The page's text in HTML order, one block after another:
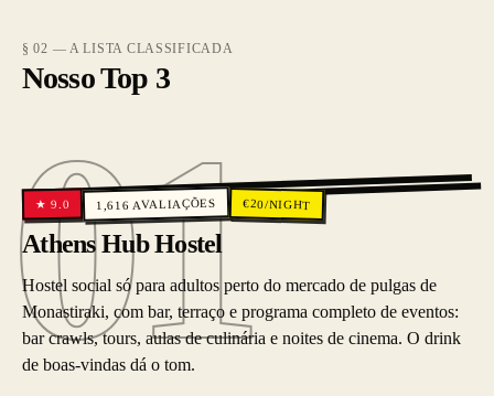
§ 02 — A LISTA CLASSIFICADA
Nosso Top 3
01
01
★9.0 1,616 AVALIAÇÕES €20/NIGHT
Athens Hub Hostel
Hostel social só para adultos perto do mercado de pulgas de
Monastiraki, com bar, terraço e programa completo de eventos:
bar crawls, tours, aulas de culinária e noites de cinema. O drink
de boas-vindas dá o tom.